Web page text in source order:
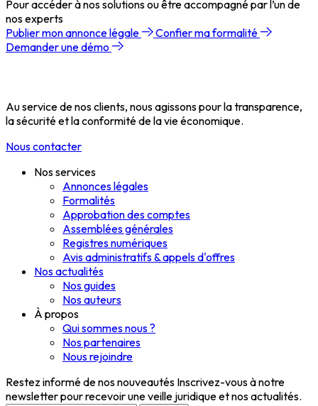
Pour accéder à nos solutions ou être accompagné par l’un de
nos experts
Publier mon annonce légale
Confier ma formalité
Demander une démo
Au service de nos clients, nous agissons pour la transparence,
la sécurité et la conformité de la vie économique.
Nous contacter
Nos services
Annonces légales
Formalités
Approbation des comptes
Assemblées générales
Registres numériques
Avis administratifs & appels d'offres
Nos actualités
Nos guides
Nos auteurs
À propos
Qui sommes nous ?
Nos partenaires
Nous rejoindre
Restez informé de nos nouveautés Inscrivez-vous à notre
newsletter pour recevoir une veille juridique et nos actualités.